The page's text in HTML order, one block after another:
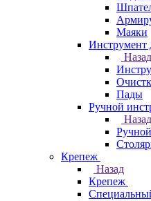
Маяки
Инструмент
Назад
Пады
Ручной
Назад
Крепеж
Назад
Крепеж